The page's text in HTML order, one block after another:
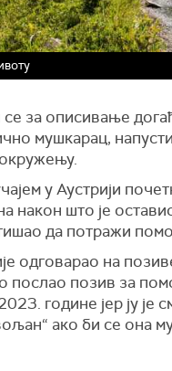
се за описивање
мушкарац,
у Аустрији
након што је
да потражи
одговарао на
послао позив за
године јер ју
ако би се она